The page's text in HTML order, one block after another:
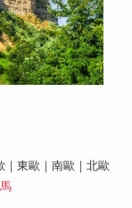
｜東歐｜南歐｜北歐